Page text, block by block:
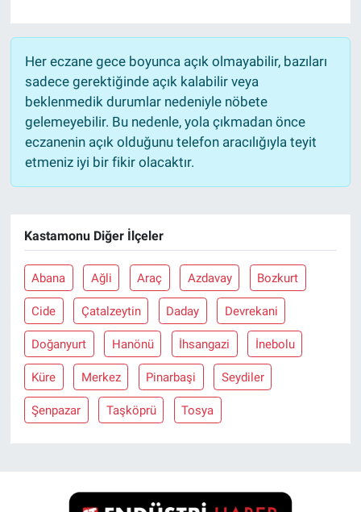
Her eczane gece boyunca açık olmayabilir, bazıları
sadece gerektiğinde açık kalabilir veya
beklenmedik durumlar nedeniyle nöbete
gelemeyebilir. Bu nedenle, yola çıkmadan önce
eczanenin açık olduğunu telefon aracılığıyla teyit
etmeniz iyi bir fikir olacaktır.
Kastamonu Diğer İlçeler
Abana Ağli Araç Azdavay Bozkurt
Cide Çatalzeytin Daday Devrekani
Doğanyurt Hanönü İhsangazi İnebolu
Küre Merkez Pinarbaşi Seydiler
Şenpazar Taşköprü Tosya